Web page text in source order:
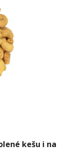
kešu i na